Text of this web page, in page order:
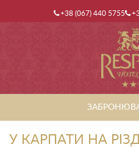
+38 (067) 440 5755
У КАРПАТИ НА